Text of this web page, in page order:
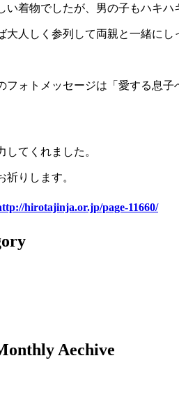
い着物でしたが、男の子もハキハ
大人しく参列して両親と一緒にし
フォトメッセージは「愛する息
てくれました。
りします。
hirotajinja.or.jp/page-11660/
Aechive